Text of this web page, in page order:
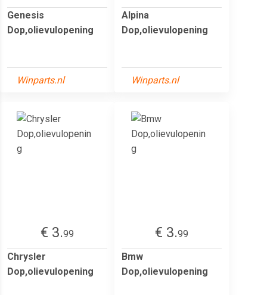
Genesis
Dop,olievulopening
Winparts.nl
Alpina
Dop,olievulopening
Winparts.nl
€ 3.99
Chrysler
Dop,olievulopening
€ 3.99
Bmw
Dop,olievulopening